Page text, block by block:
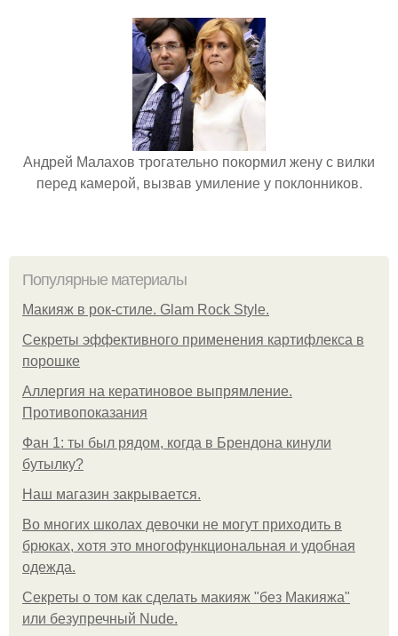
Андрей Малахов трогательно покормил жену с вилки
перед камерой, вызвав умиление у поклонников.
Популярные материалы
Макияж в рок-стиле. Glam Rock Style.
Секреты эффективного применения картифлекса в
порошке
Аллергия на кератиновое выпрямление.
Противопоказания
Фан 1: ты был рядом, когда в Брендона кинули
бутылку?
Нaш магaзин зaкрывaeтся.
Во многих школах девочки не могут приходить в
брюках, хотя это многофункциональная и удобная
одежда.
Секреты о том как сделать макияж "без Макияжа"
или безупречный Nude.